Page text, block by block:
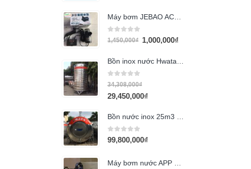
0 out of 5
1,450,000₫ 1,000,000₫
0 out of 5
34,308,000₫
29,450,000₫
0out of 5
99,800,000₫